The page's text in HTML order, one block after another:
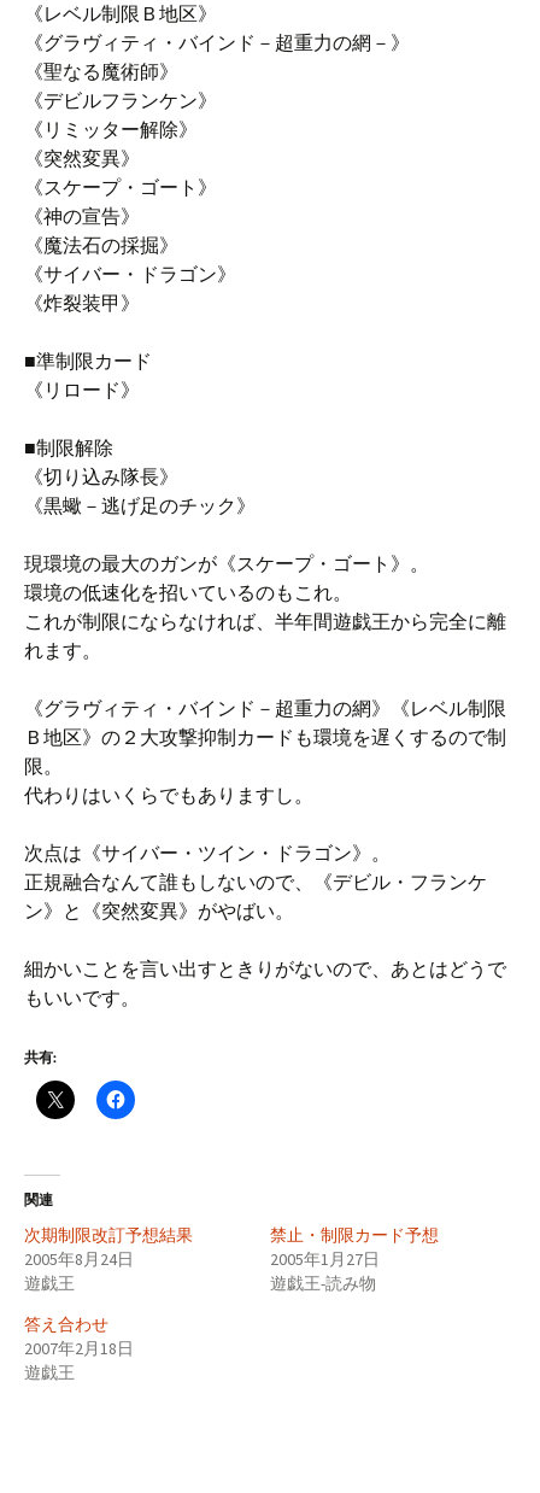
《レベル制限Ｂ地区》
《グラヴィティ・バインド－超重力の網－》
《聖なる魔術師》
《デビルフランケン》
《リミッター解除》
《突然変異》
《スケープ・ゴート》
《神の宣告》
《魔法石の採掘》
《サイバー・ドラゴン》
《炸裂装甲》
■準制限カード
《リロード》
■制限解除
《切り込み隊長》
《黒蠍－逃げ足のチック》
現環境の最大のガンが《スケープ・ゴート》。
環境の低速化を招いているのもこれ。
これが制限にならなければ、半年間遊戯王から完全に離
れます。
《グラヴィティ・バインド－超重力の網》《レベル制限
Ｂ地区》の２大攻撃抑制カードも環境を遅くするので制
限。
代わりはいくらでもありますし。
次点は《サイバー・ツイン・ドラゴン》。
正規融合なんて誰もしないので、《デビル・フランケ
ン》と《突然変異》がやばい。
細かいことを言い出すときりがないので、あとはどうで
もいいです。
共有:
関連
次期制限改訂予想結果
2005年8月24日
遊戯王
禁止・制限カード予想
2005年1月27日
遊戯王-読み物
答え合わせ
2007年2月18日
遊戯王